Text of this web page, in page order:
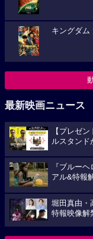
キングダム
最新映画ニュース
【プレゼ
ルスタンド
『ブルー
アル&特報
堀田真由・
特報映像解